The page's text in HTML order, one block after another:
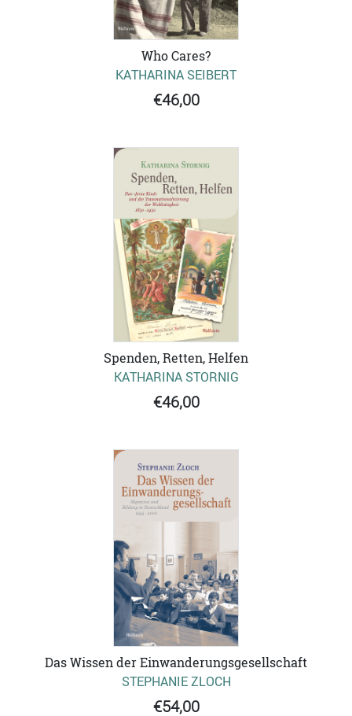
Who Cares?
KATHARINA SEIBERT
€46,00
Spenden, Retten, Helfen
KATHARINA STORNIG
€46,00
Das Wissen der Einwanderungsgesellschaft
STEPHANIE ZLOCH
€54,00